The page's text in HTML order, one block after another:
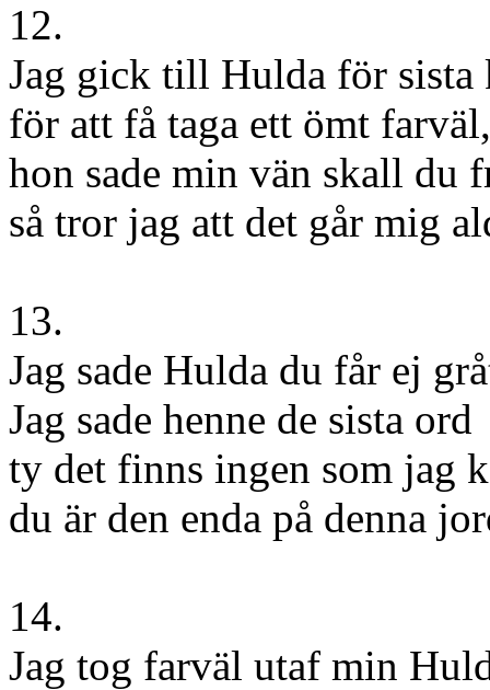
12.
Jag gick till Hulda för sista
för att få taga ett ömt farväl,
hon sade min vän skall du
så tror jag att det går mig
13.
Jag sade Hulda du får ej
Jag sade henne de sista ord
ty det finns ingen som jag
du är den enda på denna
14.
Jag tog farväl utaf min